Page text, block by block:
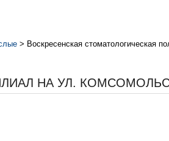
> Воскресенская стоматологическая
НА УЛ.